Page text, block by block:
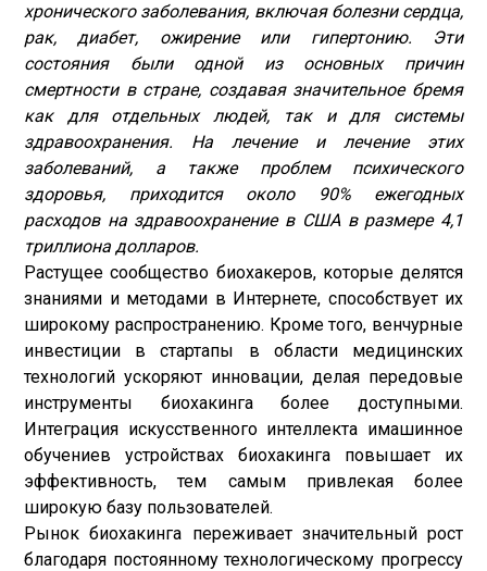
хронического заболевания, включая болезни сердца,
рак, диабет, ожирение или гипертонию. Эти
состояния были одной из основных причин
смертности в стране, создавая значительное бремя
как для отдельных людей, так и для системы
здравоохранения. На лечение и лечение этих
заболеваний, а также проблем психического
здоровья, приходится около 90% ежегодных
расходов на здравоохранение в США в размере 4,1
триллиона долларов.
Растущее сообщество биохакеров, которые делятся
знаниями и методами в Интернете, способствует их
широкому распространению. Кроме того, венчурные
инвестиции в стартапы в области медицинских
технологий ускоряют инновации, делая передовые
инструменты биохакинга более доступными.
Интеграция искусственного интеллекта имашинное
обучениев устройствах биохакинга повышает их
эффективность, тем самым привлекая более
широкую базу пользователей.
Рынок биохакинга переживает значительный рост
благодаря постоянному технологическому прогрессу